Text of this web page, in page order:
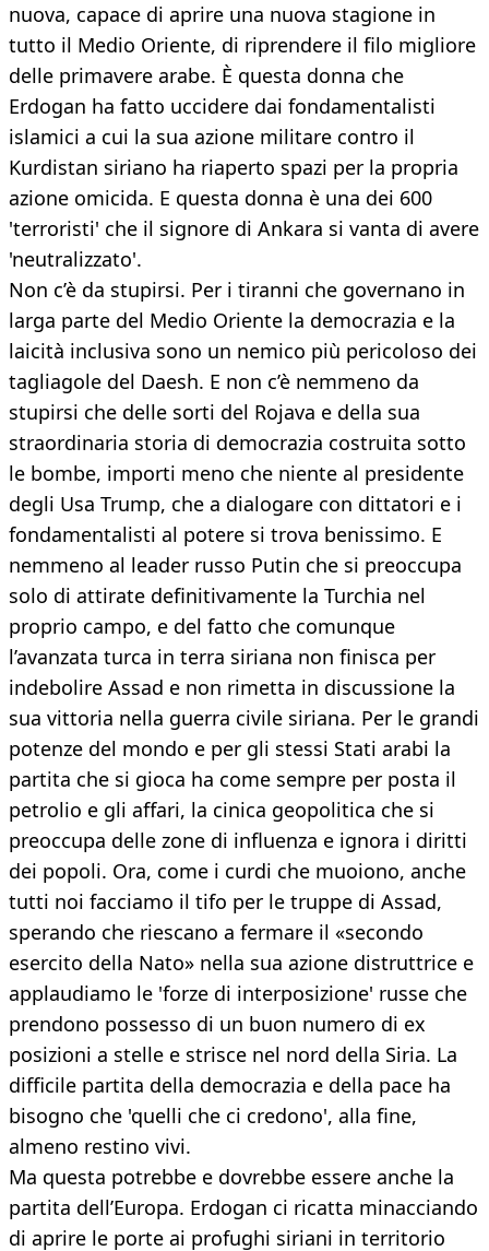
nuova, capace di aprire una nuova stagione in
tutto il Medio Oriente, di riprendere il filo migliore
delle primavere arabe. È questa donna che
Erdogan ha fatto uccidere dai fondamentalisti
islamici a cui la sua azione militare contro il
Kurdistan siriano ha riaperto spazi per la propria
azione omicida. E questa donna è una dei 600
'terroristi' che il signore di Ankara si vanta di avere
'neutralizzato'.
Non c’è da stupirsi. Per i tiranni che governano in
larga parte del Medio Oriente la democrazia e la
laicità inclusiva sono un nemico più pericoloso dei
tagliagole del Daesh. E non c’è nemmeno da
stupirsi che delle sorti del Rojava e della sua
straordinaria storia di democrazia costruita sotto
le bombe, importi meno che niente al presidente
degli Usa Trump, che a dialogare con dittatori e i
fondamentalisti al potere si trova benissimo. E
nemmeno al leader russo Putin che si preoccupa
solo di attirate definitivamente la Turchia nel
proprio campo, e del fatto che comunque
l’avanzata turca in terra siriana non finisca per
indebolire Assad e non rimetta in discussione la
sua vittoria nella guerra civile siriana. Per le grandi
potenze del mondo e per gli stessi Stati arabi la
partita che si gioca ha come sempre per posta il
petrolio e gli affari, la cinica geopolitica che si
preoccupa delle zone di influenza e ignora i diritti
dei popoli. Ora, come i curdi che muoiono, anche
tutti noi facciamo il tifo per le truppe di Assad,
sperando che riescano a fermare il «secondo
esercito della Nato» nella sua azione distruttrice e
applaudiamo le 'forze di interposizione' russe che
prendono possesso di un buon numero di ex
posizioni a stelle e strisce nel nord della Siria. La
difficile partita della democrazia e della pace ha
bisogno che 'quelli che ci credono', alla fine,
almeno restino vivi.
Ma questa potrebbe e dovrebbe essere anche la
partita dell’Europa. Erdogan ci ricatta minacciando
di aprire le porte ai profughi siriani in territorio